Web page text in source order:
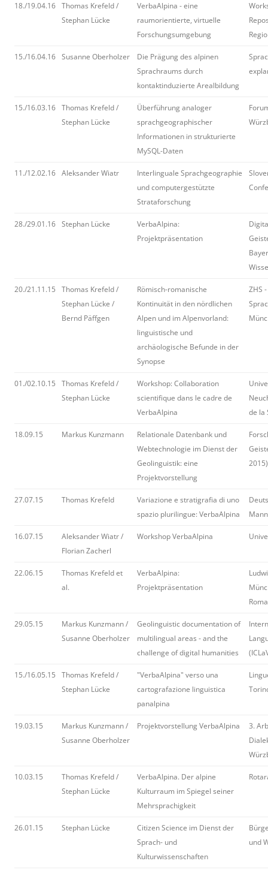
18./19.04.16 Thomas Krefeld /
Stephan Lücke
VerbaAlpina - eine
raumorientierte, virtuelle
Forschungsumgebung
15./16.04.16 Susanne Oberholzer
Die Prägung des alpinen
Sprachraums durch
kontaktinduzierte Arealbildung
15./16.03.16 Thomas Krefeld /
Stephan Lücke
Überführung analoger
sprachgeographischer
Informationen in strukturierte
MySQL-Daten
11./12.02.16 Aleksander Wiatr
Interlinguale Sprachgeographie
und computergestützte
Strataforschung
28./29.01.16 Stephan Lücke
VerbaAlpina:
Projektpräsentation
20./21.11.15
Thomas Krefeld /
Stephan Lücke /
Bernd Päffgen
Römisch-romanische
Kontinuität in den nördlichen
Alpen und im Alpenvorland:
linguistische und
archäologische Befunde in der
Synopse
ZHS
01./02.10.15
Thomas Krefeld /
Stephan Lücke
Workshop: Collaboration
scientifique dans le cadre de
VerbaAlpina
de la
18.09.15 Markus Kunzmann
Relationale Datenbank und
Webtechnologie im Dienst der
Geolinguistik: eine
Projektvorstellung
27.07.15 Thomas Krefeld
Variazione e stratigrafia di uno
spazio plurilingue: VerbaAlpina
16.07.15
Aleksander Wiatr /
Florian Zacherl
Workshop VerbaAlpina
22.06.15
Thomas Krefeld et
al.
VerbaAlpina:
Projektpräsentation
29.05.15
Markus Kunzmann /
Susanne Oberholzer
Geolinguistic documentation of
multilingual areas - and the
challenge of digital humanities
15./16.05.15
Thomas Krefeld /
Stephan Lücke
"VerbaAlpina" verso una
cartografazione linguistica
panalpina
19.03.15
Markus Kunzmann /
Susanne Oberholzer
Projektvorstellung VerbaAlpina
3.
10.03.15
Thomas Krefeld /
Stephan Lücke
VerbaAlpina. Der alpine
Kulturraum im Spiegel seiner
Mehrsprachigkeit
26.01.15 Stephan Lücke
Citizen Science im Dienst der
Sprach- und
Kulturwissenschaften
und